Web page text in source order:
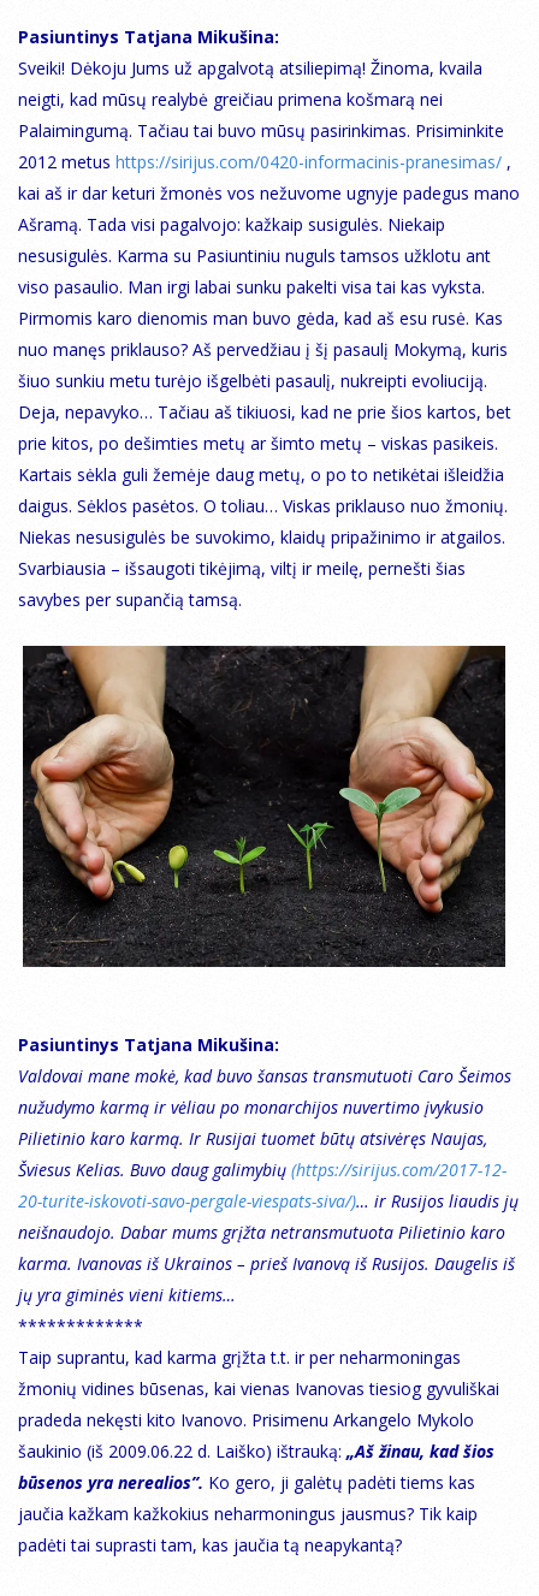
Pasiuntinys Tatjana Mikušina:
Sveiki! Dėkoju Jums už apgalvotą atsiliepimą! Žinoma, kvaila
neigti, kad mūsų realybė greičiau primena košmarą nei
Palaimingumą. Tačiau tai buvo mūsų pasirinkimas. Prisiminkite
2012 metus https://sirijus.com/0420-informacinis-pranesimas/ ,
kai aš ir dar keturi žmonės vos nežuvome ugnyje padegus mano
Ašramą. Tada visi pagalvojo: kažkaip susigulės. Niekaip
nesusigulės. Karma su Pasiuntiniu nuguls tamsos užklotu ant
viso pasaulio. Man irgi labai sunku pakelti visa tai kas vyksta.
Pirmomis karo dienomis man buvo gėda, kad aš esu rusė. Kas
nuo manęs priklauso? Aš pervedžiau į šį pasaulį Mokymą, kuris
šiuo sunkiu metu turėjo išgelbėti pasaulį, nukreipti evoliuciją.
Deja, nepavyko… Tačiau aš tikiuosi, kad ne prie šios kartos, bet
prie kitos, po dešimties metų ar šimto metų – viskas pasikeis.
Kartais sėkla guli žemėje daug metų, o po to netikėtai išleidžia
daigus. Sėklos pasėtos. O toliau… Viskas priklauso nuo žmonių.
Niekas nesusigulės be suvokimo, klaidų pripažinimo ir atgailos.
Svarbiausia – išsaugoti tikėjimą, viltį ir meilę, pernešti šias
savybes per supančią tamsą.
Pasiuntinys Tatjana Mikušina:
Valdovai mane mokė, kad buvo šansas transmutuoti Caro Šeimos
nužudymo karmą ir vėliau po monarchijos nuvertimo įvykusio
Pilietinio karo karmą. Ir Rusijai tuomet būtų atsivėręs Naujas,
Šviesus Kelias. Buvo daug galimybių (https://sirijus.com/2017-12-
20-turite-iskovoti-savo-pergale-viespats-siva/)… ir Rusijos liaudis jų
neišnaudojo. Dabar mums grįžta netransmutuota Pilietinio karo
karma. Ivanovas iš Ukrainos – prieš Ivanovą iš Rusijos. Daugelis iš
jų yra giminės vieni kitiems…
*************
Taip suprantu, kad karma grįžta t.t. ir per neharmoningas
žmonių vidines būsenas, kai vienas Ivanovas tiesiog gyvuliškai
pradeda nekęsti kito Ivanovo. Prisimenu Arkangelo Mykolo
šaukinio (iš 2009.06.22 d. Laiško) ištrauką: „Aš žinau, kad šios
būsenos yra nerealios”. Ko gero, ji galėtų padėti tiems kas
jaučia kažkam kažkokius neharmoningus jausmus? Tik kaip
padėti tai suprasti tam, kas jaučia tą neapykantą?